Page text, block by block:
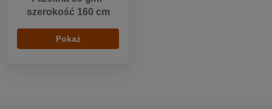
szerokość 160 cm
Pokaż